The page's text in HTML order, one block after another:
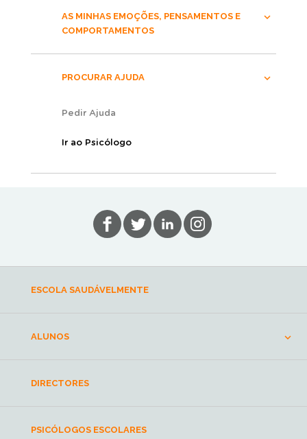
AS MINHAS EMOÇÕES, PENSAMENTOS E
COMPORTAMENTOS
PROCURAR AJUDA
Pedir Ajuda
Ir ao Psicólogo
ESCOLA SAUDÁVELMENTE
ALUNOS
DIRECTORES
PSICÓLOGOS ESCOLARES